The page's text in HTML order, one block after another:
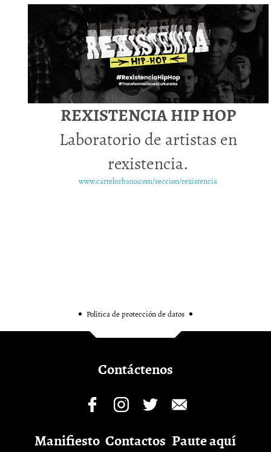
REXISTENCIA HIP HOP
Laboratorio de artistas en
rexistencia.
www.cartelurbano.com/seccion/rexistencia
Política de protección de datos
Contáctenos
Manifiesto Contactos Paute aquí